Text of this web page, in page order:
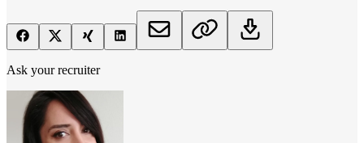
Ask your recruiter